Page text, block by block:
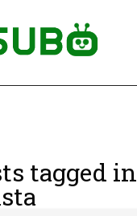
tagged in